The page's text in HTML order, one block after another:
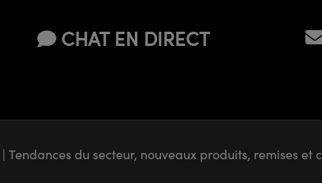
CHAT EN DIRECT
| Tendances du secteur, nouveaux produits, remises et